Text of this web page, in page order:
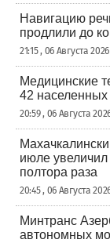
Навигацию
продлили до
21:15 , 06 Августа
Медицинские
42 населенных
20:59 , 06 Августа
июле увеличил
полтора раза
20:45 , 06 Августа
Минтранс
автономных